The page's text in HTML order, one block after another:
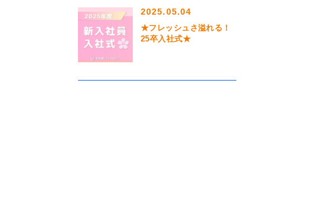
2025.05.04
★フレッシュさ溢れる！
25卒入社式★